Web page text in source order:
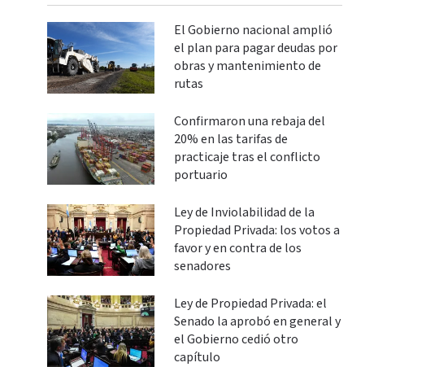
El Gobierno nacional amplió
el plan para pagar deudas por
obras y mantenimiento de
rutas
Confirmaron una rebaja del
20% en las tarifas de
practicaje tras el conflicto
portuario
Ley de Inviolabilidad de la
Propiedad Privada: los votos a
favor y en contra de los
senadores
Ley de Propiedad Privada: el
Senado la aprobó en general y
el Gobierno cedió otro
capítulo